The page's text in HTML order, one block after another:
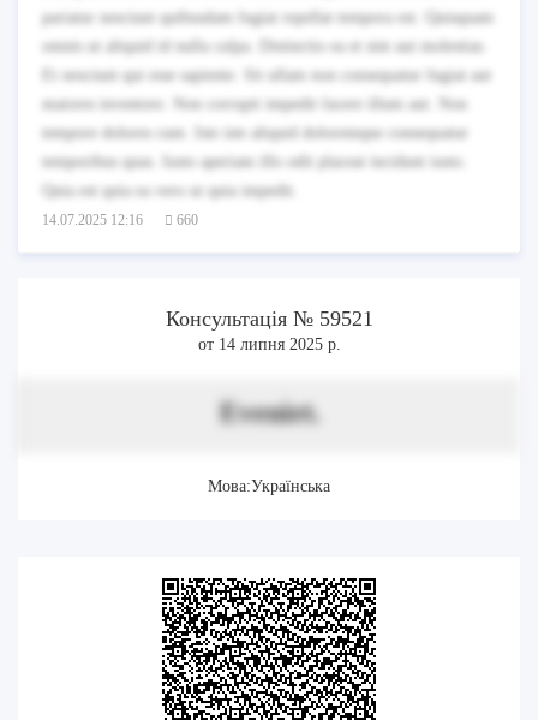
pariatur nesciunt quibusdam fugiat repellat tempora est. Quisquam
omnis ut aliquid id nulla culpa. Distinctio ea et sint aut molestias.
Et nesciunt qui esse sapiente. Sit ullam non consequatur fugiat aut
maiores inventore. Non corrupti impedit facere illum aut. Non
tempore dolores cum. Iste iste aliquid doloremque consequatur
temporibus quas. Iusto aperiam illo odit placeat incidunt iusto.
Quia est quia ea vero ut quia impedit.
14.07.2025 12:16 660
Консультація № 59521
от 14 липня 2025 р.
Eveniet.
Мова:Українська